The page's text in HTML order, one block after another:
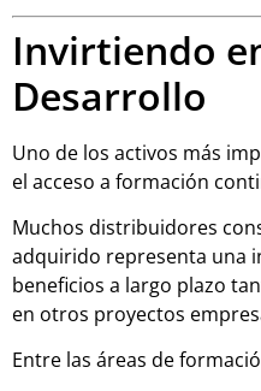
Invirtiendo
Desarrollo
Uno de los activos más
el acceso a formación
Muchos distribuidores
adquirido representa una
beneficios a largo plazo
en otros proyectos
Entre las áreas de